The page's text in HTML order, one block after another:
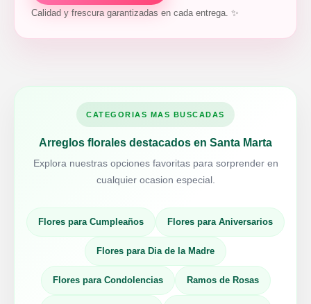
Calidad y frescura garantizadas en cada entrega. ✨
CATEGORIAS MAS BUSCADAS
Arreglos florales destacados en Santa Marta
Explora nuestras opciones favoritas para sorprender en
cualquier ocasion especial.
Flores para Cumpleaños Flores para Aniversarios
Flores para Dia de la Madre
Flores para Condolencias Ramos de Rosas